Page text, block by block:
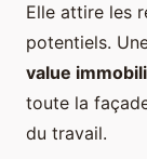
Elle attire les
potentiels.
value
toute la
du travail.